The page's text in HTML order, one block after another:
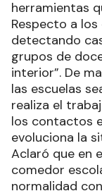
herramientas
Respecto a
detectando
grupos de
interior”. De
las escuelas
realiza el
los contactos
evoluciona la
Aclaró que en
comedor
normalidad